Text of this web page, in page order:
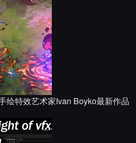
绘特效艺术家Ivan Boyko最新作品